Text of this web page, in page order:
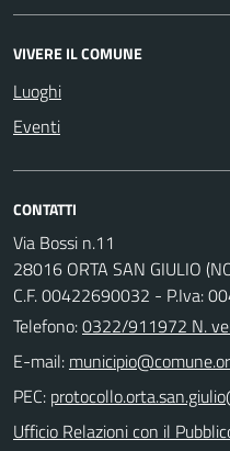
VIVERE IL COMUNE
Luoghi
Eventi
CONTATTI
Via Bossi n.11
28016 ORTA SAN GIULIO
C.F. 00422690032 - P.Iva:
Telefono:0322/911972 N.
E-mail:
PEC:
Ufficio Relazioni con il